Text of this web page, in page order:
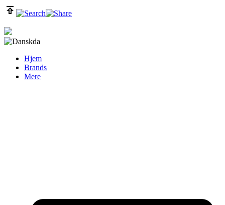
da
Hjem
Brands
Mere